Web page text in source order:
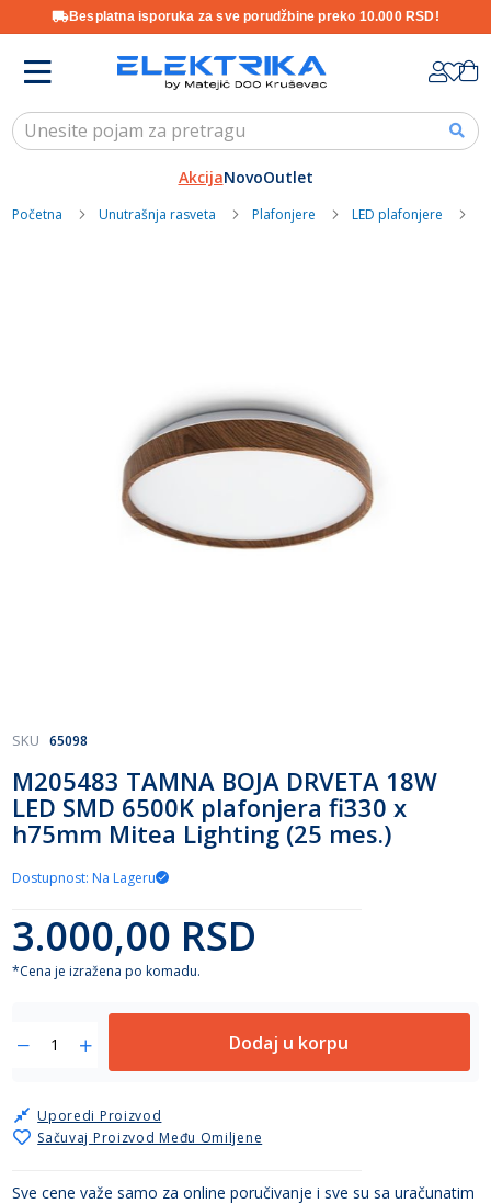
Besplatna isporuka za sve porudžbine preko 10.000 RSD!
Content
AkcijaNovoOutlet
Početna Unutrašnja rasveta Plafonjere LED plafonjere
Skip
the
beginning
of
the
images
gallery
M205483 TAMNA BOJA DRVETA 18W
LED SMD 6500K plafonjera fi330 x
h75mm Mitea Lighting (25 mes.)
SKU 65098
Dostupnost: Na Lageru
3.000,00 RSD
*Cena je izražena po komadu.
Dodaj u korpu
Sačuvaj Proizvod Među Omiljene
Uporedi Proizvod
Sve cene važe samo za online poručivanje i sve su sa uračunatim